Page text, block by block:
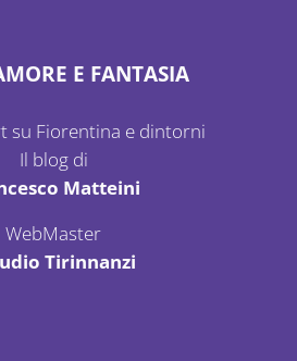
E FANTASIA
su Fiorentina e dintorni
Il blog di
Matteini
WebMaster
Tirinnanzi